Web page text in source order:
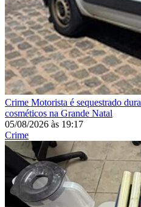
Crime Motorista é sequestrado
cosméticos na Grande Natal
05/08/2026 às 19:17
Crime